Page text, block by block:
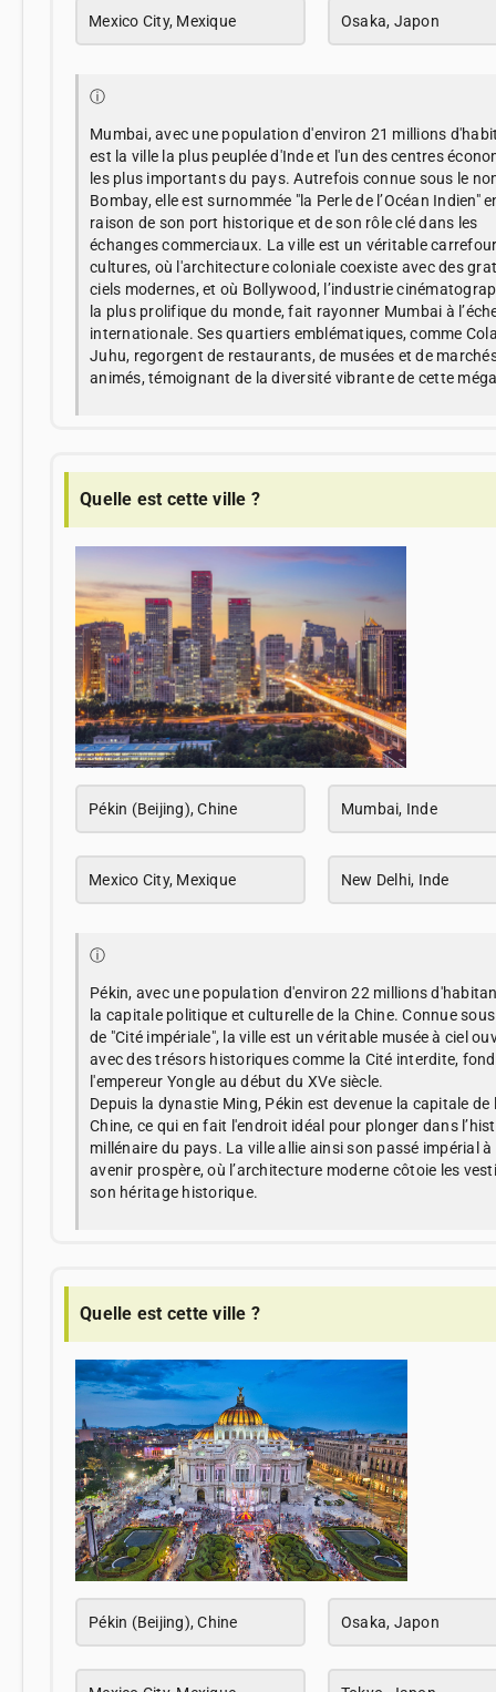
Mexico City, Mexique Osaka, Japon
ⓘ
Mumbai, avec une population d'environ 21 millions
est la ville la plus peuplée d'Inde et l'un des centres
les plus importants du pays. Autrefois connue sous le
Bombay, elle est surnommée "la Perle de l’Océan Indien"
raison de son port historique et de son rôle clé dans les
échanges commerciaux. La ville est un véritable
cultures, où l'architecture coloniale coexiste avec des
ciels modernes, et où Bollywood, l’industrie
la plus prolifique du monde, fait rayonner Mumbai à
internationale. Ses quartiers emblématiques, comme
Juhu, regorgent de restaurants, de musées et de
animés, témoignant de la diversité vibrante de cette
Quelle est cette ville ?
Pékin (Beijing), Chine Mumbai, Inde
Mexico City, Mexique New Delhi, Inde
ⓘ
Pékin, avec une population d'environ 22 millions
la capitale politique et culturelle de la Chine. Connue
de "Cité impériale", la ville est un véritable musée à ciel
avec des trésors historiques comme la Cité interdite,
l'empereur Yongle au début du XVe siècle.
Depuis la dynastie Ming, Pékin est devenue la capitale de
Chine, ce qui en fait l'endroit idéal pour plonger dans
millénaire du pays. La ville allie ainsi son passé impérial à
avenir prospère, où l’architecture moderne côtoie les
son héritage historique.
Quelle est cette ville ?
Pékin (Beijing), Chine Osaka, Japon